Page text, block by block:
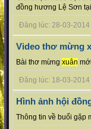
đồng hương Lệ Sơn tại
Đăng lúc: 28-03-2014
Video thơ mừng
Bài thơ mừng xuân
Đăng lúc: 18-03-2014
Hình ảnh hội
Thông tin về buổi gặp